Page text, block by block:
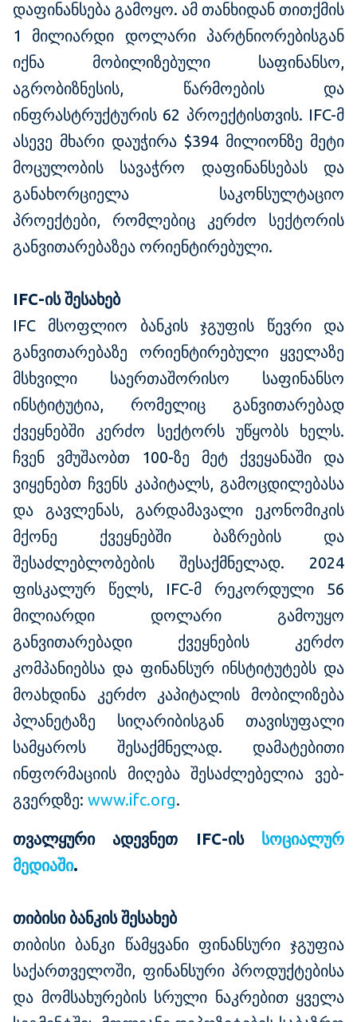
დაფინანსება გამოყო. ამ თანხიდან თითქმის
1 მილიარდი დოლარი პარტნიორებისგან
იქნა მობილიზებული საფინანსო,
აგრობიზნესის, წარმოების და
ინფრასტრუქტურის 62 პროექტისთვის. IFC-მ
ასევე მხარი დაუჭირა $394 მილიონზე მეტი
მოცულობის სავაჭრო დაფინანსებას და
განახორციელა საკონსულტაციო
პროექტები, რომლებიც კერძო სექტორის
განვითარებაზეა ორიენტირებული.
IFC-ის შესახებ
IFC მსოფლიო ბანკის ჯგუფის წევრი და
განვითარებაზე ორიენტირებული ყველაზე
მსხვილი საერთაშორისო საფინანსო
ინსტიტუტია, რომელიც განვითარებად
ქვეყნებში კერძო სექტორს უწყობს ხელს.
ჩვენ ვმუშაობთ 100-ზე მეტ ქვეყანაში და
ვიყენებთ ჩვენს კაპიტალს, გამოცდილებასა
და გავლენას, გარდამავალი ეკონომიკის
მქონე ქვეყნებში ბაზრების და
შესაძლებლობების შესაქმნელად. 2024
ფისკალურ წელს, IFC-მ რეკორდული 56
მილიარდი დოლარი გამოუყო
განვითარებადი ქვეყნების კერძო
კომპანიებსა და ფინანსურ ინსტიტუტებს და
მოახდინა კერძო კაპიტალის მობილიზება
პლანეტაზე სიღარიბისგან თავისუფალი
სამყაროს შესაქმნელად. დამატებითი
ინფორმაციის მიღება შესაძლებელია ვებ-
გვერდზე: www.ifc.org.
თვალყური ადევნეთ IFC-ის
სოციალურ
მედიაში.
თიბისი ბანკის შესახებ
თიბისი ბანკი წამყვანი ფინანსური ჯგუფია
საქართველოში, ფინანსური პროდუქტებისა
და მომსახურების სრული ნაკრებით ყველა